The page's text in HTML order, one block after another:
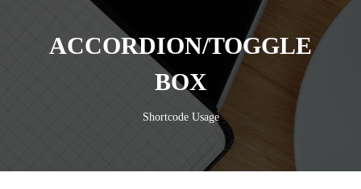
ACCORDION/TOGGLE
BOX
Shortcode Usage